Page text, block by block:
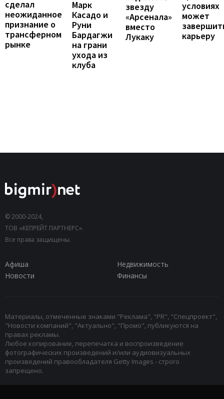
сделал
неожиданное
признание о
трансферном
рынке
Марк
Касадо и
Руни
Бардагжи
на грани
ухода из
клуба
звезду
«Арсенала»
вместо
Лукаку
условиях
может
карьеру
© 2000-2024,
ТОВ «КЕПРЕЙТ ПАРТНЕРС».
Все права защищены.
Афиша
Недвижимость
Новости
Финансы
Материалы, отмеченные знаками "Реклама", "PR", "Спецпроект",
"Новости компаний", "Актуально", "Промо", публикуются на
правах рекламы.
Любое копирование, перепечатка и воспроизведение
фотографических произведений и/или аудиовизуальных
произведений правообладателя Getty Images - строго
запрещено.